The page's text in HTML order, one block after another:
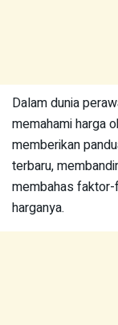
Dalam dunia
memahami harga
memberikan
terbaru,
membahas
harganya.